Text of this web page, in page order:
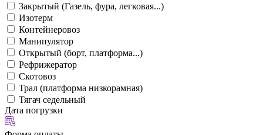
Закрытый (Газель, фура, легковая...)
Изотерм
Контейнеровоз
Манипулятор
Открытый (борт, платформа...)
Рефрижератор
Скотовоз
Трал (платформа низкорамная)
Тягач седельный
Дата погрузки